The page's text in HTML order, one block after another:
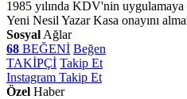
1985 yılında KDV'nin
Yeni Nesil Yazar Kasa onayını
Sosyal Ağlar
68 BEĞENİ Beğen
TAKİPÇİ Takip Et
Instagram Takip Et
Özel Haber